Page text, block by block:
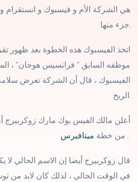
جزء منها.
اتخذ الفيسبوك هذه الخطوة بعد ظهور
موظفه السابق ” فرانسيس هوجان” ،
الفيسبوك ، قال أن الشركة تعرض
الربح.
أعلن مالك الفيس بوك مارك زوكربيرج
من خطة .
قال زوكربيرج أيضا إن الاسم الحالي لا
في الوقت الحالي ، لذلك كان لابد من